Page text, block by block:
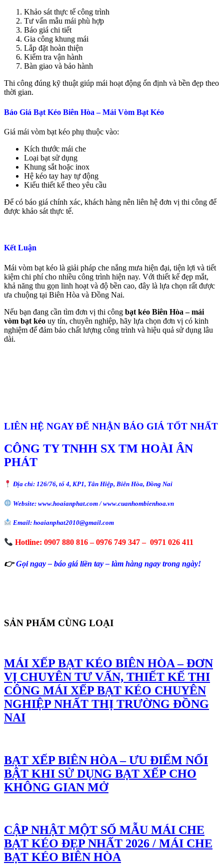
Khảo sát thực tế công trình
Tư vấn mẫu mái phù hợp
Báo giá chi tiết
Gia công khung mái
Lắp đặt hoàn thiện
Kiểm tra vận hành
Bàn giao và bảo hành
Thi công đúng kỹ thuật giúp mái hoạt động ổn định và bền đẹp theo
thời gian.
Báo Giá Bạt Kéo Biên Hòa – Mái Vòm Bạt Kéo
Giá mái vòm bạt kéo phụ thuộc vào:
Kích thước mái che
Loại bạt sử dụng
Khung sắt hoặc inox
Hệ kéo tay hay tự động
Kiểu thiết kế theo yêu cầu
Để có báo giá chính xác, khách hàng nên liên hệ đơn vị thi công để
được khảo sát thực tế.
Kết Luận
Mái vòm bạt kéo là giải pháp che nắng mưa hiện đại, tiện lợi và tiết
kiệm chi phí cho nhiều công trình hiện nay. Với thiết kế đẹp mắt,
khả năng thu gọn linh hoạt và độ bền cao, đây là lựa chọn rất được
ưa chuộng tại Biên Hòa và Đồng Nai.
Nếu bạn đang cần tìm đơn vị thi công bạt kéo Biên Hòa – mái
vòm bạt kéo uy tín, chuyên nghiệp, hãy lựa chọn đơn vị có kinh
nghiệm để đảm bảo chất lượng công trình và hiệu quả sử dụng lâu
dài.
LIÊN HỆ NGAY ĐỂ NHẬN BÁO GIÁ TỐT NHẤT
CÔNG TY TNHH SX TM HOÀI ÂN
PHÁT
Địa chỉ: 126/76, tổ 4, KP1, Tân Hiệp, Biên Hòa, Đồng Nai
Website: www.hoaianphat.com / www.cuanhombienhoa.vn
Email: hoaianphat2010@gmail.com
Hotline: 0907 880 816 – 0976 749 347 – 0971 026 411
👉Gọi ngay – báo giá liền tay – làm hàng ngay trong ngày!
SẢN PHẨM CÙNG LOẠI
MÁI XẾP BẠT KÉO BIÊN HÒA – ĐƠN
VỊ CHUYÊN TƯ VẤN, THIẾT KẾ THI
CÔNG MÁI XẾP BẠT KÉO CHUYÊN
NGHIỆP NHẤT THỊ TRƯỜNG ĐỒNG
NAI
BẠT XẾP BIÊN HÒA – ƯU ĐIỂM NỔI
BẬT KHI SỬ DỤNG BẠT XẾP CHO
KHÔNG GIAN MỞ
CẬP NHẬT MỘT SỐ MẪU MÁI CHE
BẠT KÉO ĐẸP NHẤT 2026 / MÁI CHE
BẠT KÉO BIÊN HÒA